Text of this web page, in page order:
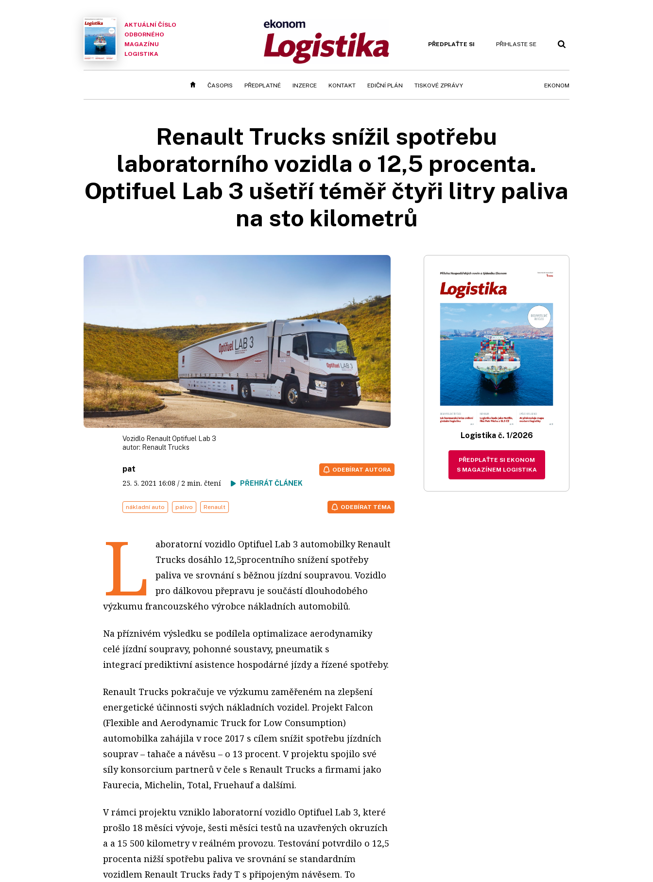
AKTUÁLNÍ ČÍSLO
ODBORNÉHO
MAGAZÍNU
LOGISTIKA
PŘEDPLAŤTE SI PŘIHLASTE SE
ČASOPIS PŘEDPLATNÉ INZERCE KONTAKT EDIČNÍ PLÁN TISKOVÉ ZPRÁVY EKONOM
Renault Trucks snížil spotřebu
laboratorního vozidla o 12,5 procenta.
Optifuel Lab 3 ušetří téměř čtyři litry paliva
na sto kilometrů
Vozidlo Renault Optifuel Lab 3
autor: Renault Trucks
pat
25. 5. 2021 16:08 / 2 min. čtení PŘEHRÁT ČLÁNEK
ODEBÍRAT AUTORA
nákladní auto palivo Renault ODEBÍRAT TÉMA
L
aboratorní vozidlo Optifuel Lab 3 automobilky Renault
Trucks dosáhlo 12,5procentního snížení spotřeby
paliva ve srovnání s běžnou jízdní soupravou. Vozidlo
pro dálkovou přepravu je součástí dlouhodobého
výzkumu francouzského výrobce nákladních automobilů.
Na příznivém výsledku se podílela optimalizace aerodynamiky
celé jízdní soupravy, pohonné soustavy, pneumatik s
integrací prediktivní asistence hospodárné jízdy a řízené spotřeby.
Renault Trucks pokračuje ve výzkumu zaměřeném na zlepšení
energetické účinnosti svých nákladních vozidel. Projekt Falcon
(Flexible and Aerodynamic Truck for Low Consumption)
automobilka zahájila v roce 2017 s cílem snížit spotřebu jízdních
souprav – tahače a návěsu – o 13 procent. V projektu spojilo své
síly konsorcium partnerů v čele s Renault Trucks a firmami jako
Faurecia, Michelin, Total, Fruehauf a dalšími.
V rámci projektu vzniklo laboratorní vozidlo Optifuel Lab 3, které
prošlo 18 měsíci vývoje, šesti měsíci testů na uzavřených okruzích
a a 15 500 kilometry v reálném provozu. Testování potvrdilo o 12,5
procenta nižší spotřebu paliva ve srovnání se standardním
vozidlem Renault Trucks řady T s připojeným návěsem. To
Logistika č. 1/2026
PŘEDPLAŤTE SI EKONOM
S MAGAZÍNEM LOGISTIKA